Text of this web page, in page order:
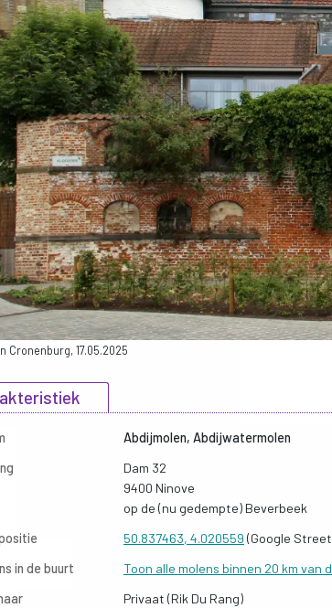
Abdijmolen, Abdijwatermolen
Dam 32
9400 Ninove
op de (nu gedempte) Beverbeek
50.837463, 4.020559 (Google
in de buurt
Toon alle molens binnen 20 km van
Privaat (Rik Du Rang)
Cronenburg, 17.05.2025